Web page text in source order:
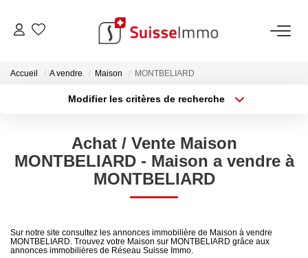
ACHETER
Découvrez Nos Biens À La Vente
Confiez-Nous La Recherche De Votre Bien À L'achat
ESTIMER
VENDRE
Accueil A vendre Maison MONTBELIARD
Modifier les critères de recherche
Sélectionnez...
Surface min
Achat / Vente Maison
MONTBELIARD - Maison a vendre à
MONTBELIARD
Sur notre site consultez les annonces immobilière de Maison à vendre
MONTBELIARD. Trouvez votre Maison sur MONTBELIARD grâce aux
annonces immobilières de Réseau Suisse Immo.